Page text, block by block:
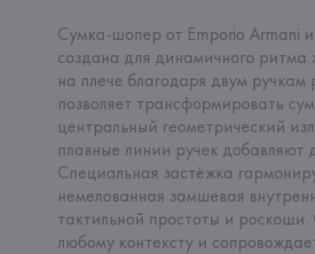
Сумка-шопер от Emporio Armani
создана для динамичного ритма
на плече благодаря двум
позволяет трансформировать
центральный геометрический
плавные линии ручек добавляют
Специальная застёжка
немелованная замшевая
тактильной простоты и
любому контексту и